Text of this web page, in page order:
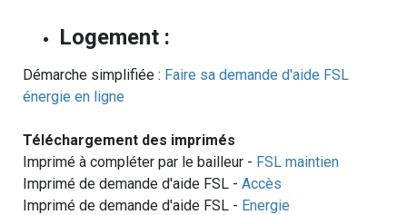
Logement :
Démarche simplifiée : Faire sa demande d'aide FSL
énergie en ligne
Téléchargement des imprimés
Imprimé à compléter par le bailleur - FSL maintien
Imprimé de demande d'aide FSL - Accès
Imprimé de demande d'aide FSL - Energie